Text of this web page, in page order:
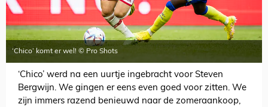
‘Chico’ komt er wel! © Pro Shots
‘Chico’ werd na een uurtje ingebracht voor Steven
Bergwijn. We gingen er eens even goed voor zitten. We
zijn immers razend benieuwd naar de zomeraankoop,